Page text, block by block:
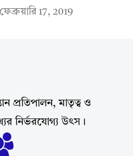
ফেব্রুয়ারি 17, 2019
প্রতিপালন, মাতৃত্ব ও
নির্ভরযোগ্য উৎস।